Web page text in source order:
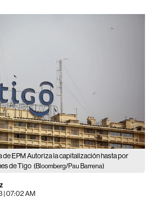
de EPM Autoriza la capitalización hasta por
de Tigo (Bloomberg/Pau Barrena)
| 07:02 AM